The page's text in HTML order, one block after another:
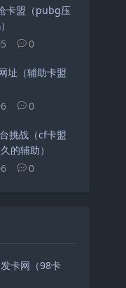
卡盟（pubg压
0
址（辅助卡盟
0
挑战（cf卡盟
的辅助）
0
卡网（98卡